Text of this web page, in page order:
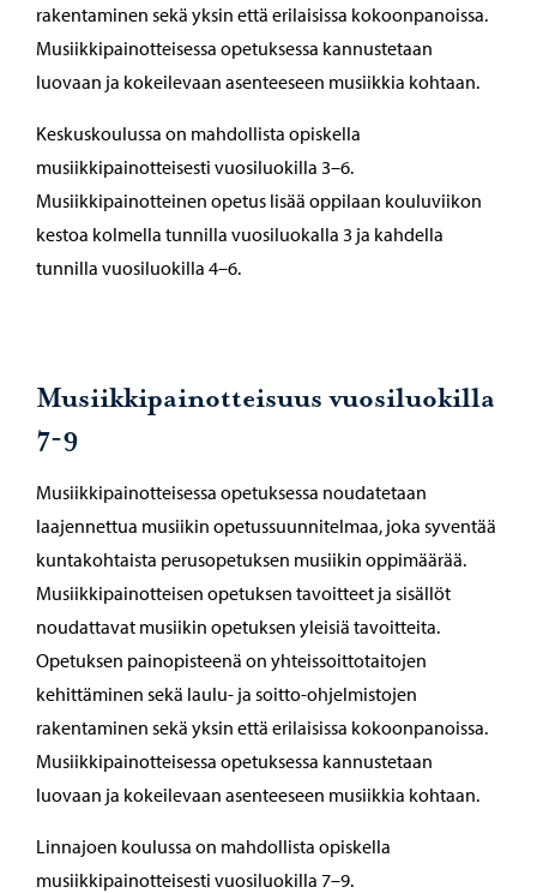
rakentaminen sekä yksin että erilaisissa kokoonpanoissa.
Musiikkipainotteisessa opetuksessa kannustetaan
luovaan ja kokeilevaan asenteeseen musiikkia kohtaan.
Keskuskoulussa on mahdollista opiskella
musiikkipainotteisesti vuosiluokilla 3–6.
Musiikkipainotteinen opetus lisää oppilaan kouluviikon
kestoa kolmella tunnilla vuosiluokalla 3 ja kahdella
tunnilla vuosiluokilla 4–6.
Musiikkipainotteisuus vuosiluokilla
7-9
Musiikkipainotteisessa opetuksessa noudatetaan
laajennettua musiikin opetussuunnitelmaa, joka syventää
kuntakohtaista perusopetuksen musiikin oppimäärää.
Musiikkipainotteisen opetuksen tavoitteet ja sisällöt
noudattavat musiikin opetuksen yleisiä tavoitteita.
Opetuksen painopisteenä on yhteissoittotaitojen
kehittäminen sekä laulu- ja soitto-ohjelmistojen
rakentaminen sekä yksin että erilaisissa kokoonpanoissa.
Musiikkipainotteisessa opetuksessa kannustetaan
luovaan ja kokeilevaan asenteeseen musiikkia kohtaan.
Linnajoen koulussa on mahdollista opiskella
musiikkipainotteisesti vuosiluokilla 7–9.